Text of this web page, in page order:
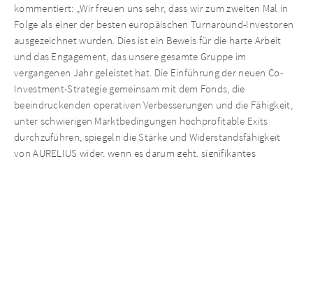
kommentiert: „Wir freuen uns sehr, dass wir zum zweiten Mal in
Folge als einer der besten europäischen Turnaround-Investoren
ausgezeichnet wurden. Dies ist ein Beweis für die harte Arbeit
und das Engagement, das unsere gesamte Gruppe im
vergangenen Jahr geleistet hat. Die Einführung der neuen Co-
Investment-Strategie gemeinsam mit dem Fonds, die
beeindruckenden operativen Verbesserungen und die Fähigkeit,
unter schwierigen Marktbedingungen hochprofitable Exits
durchzuführen, spiegeln die Stärke und Widerstandsfähigkeit
von AURELIUS wider, wenn es darum geht, signifikantes